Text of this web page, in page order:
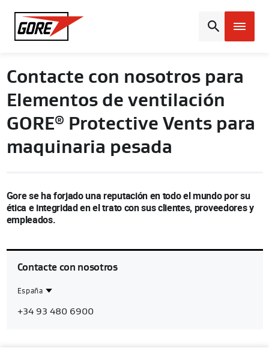
Gore
Contacte con nosotros para
Elementos de ventilación
GORE®
Protective Vents para
maquinaria pesada
Gore se ha forjado una reputación en todo el mundo por su
ética e integridad en el trato con sus clientes, proveedores y
empleados.
Contacte con nosotros
España
Spain
+34 93 480 6900